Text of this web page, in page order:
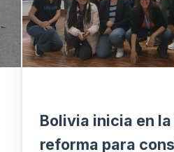
Bolivia inicia en la
reforma para